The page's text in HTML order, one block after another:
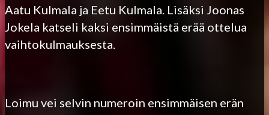
Aatu Kulmala ja Eetu Kulmala. Lisäksi Joonas
Jokela katseli kaksi ensimmäistä erää ottelua
vaihtokulmauksesta.
Loimu vei selvin numeroin ensimmäisen erän